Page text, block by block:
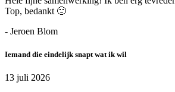
Top, bedankt 🙂
- Jeroen Blom
Iemand die eindelijk snapt wat ik wil
13 juli 2026